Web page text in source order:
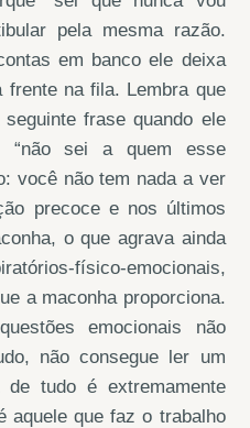
pela mesma razão.
em banco ele deixa
frente na fila. Lembra que
frase quando ele
“não sei a quem esse
você não tem nada a ver
precoce e nos últimos
o que agrava ainda
físico-emocionais,
a maconha proporciona.
emocionais não
não consegue ler um
tudo é extremamente
aquele que faz o trabalho